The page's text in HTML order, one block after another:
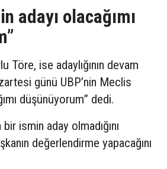
adayı olacağımı
Töre, ise adaylığının devam
günü UBP’nin Meclis
düşünüyorum” dedi.
ismin aday olmadığını
değerlendirme yapacağını